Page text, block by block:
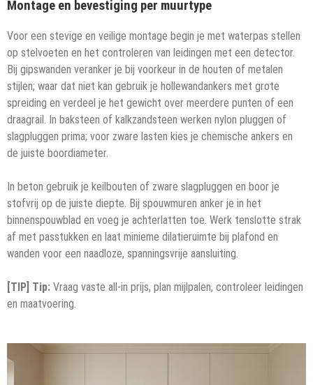
Montage en bevestiging per muurtype
Voor een stevige en veilige montage begin je met waterpas stellen
op stelvoeten en het controleren van leidingen met een detector.
Bij gipswanden veranker je bij voorkeur in de houten of metalen
stijlen; waar dat niet kan gebruik je hollewandankers met grote
spreiding en verdeel je het gewicht over meerdere punten of een
draagrail. In baksteen of kalkzandsteen werken nylon pluggen of
slagpluggen prima; voor zware lasten kies je chemische ankers en
de juiste boordiameter.
In beton gebruik je keilbouten of zware slagpluggen en boor je
stofvrij op de juiste diepte. Bij spouwmuren anker je in het
binnenspouwblad en voeg je achterlatten toe. Werk tenslotte strak
af met passtukken en laat minieme dilatieruimte bij plafond en
wanden voor een naadloze, spanningsvrije aansluiting.
[TIP] Tip: Vraag vaste all-in prijs, plan mijlpalen, controleer leidingen
en maatvoering.